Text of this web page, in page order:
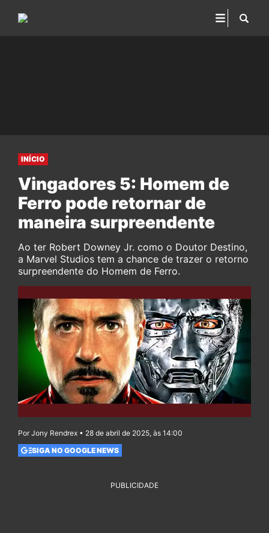
INÍCIO
Vingadores 5: Homem de
Ferro pode retornar de
maneira surpreendente
Ao ter Robert Downey Jr. como o Doutor Destino,
a Marvel Studios tem a chance de trazer o retorno
surpreendente do Homem de Ferro.
Por Jony Rendrex • 28 de abril de 2025, às 14:00
SIGA NO GOOGLE NEWS
PUBLICIDADE